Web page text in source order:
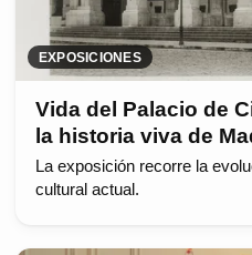
EXPOSICIONES
Vida del Palacio de
la historia viva de
La exposición recorre la
cultural actual.